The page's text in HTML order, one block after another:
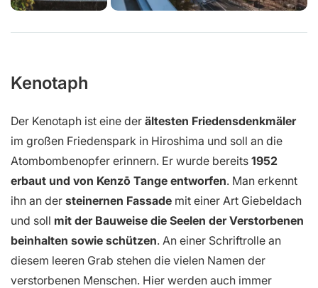
Kenotaph
Der Kenotaph ist eine der ältesten Friedensdenkmäler
im großen Friedenspark in Hiroshima und soll an die
Atombombenopfer erinnern. Er wurde bereits 1952
erbaut und von Kenzō Tange entworfen. Man erkennt
ihn an der steinernen Fassade mit einer Art Giebeldach
und soll mit der Bauweise die Seelen der Verstorbenen
beinhalten sowie schützen. An einer Schriftrolle an
diesem leeren Grab stehen die vielen Namen der
verstorbenen Menschen. Hier werden auch immer